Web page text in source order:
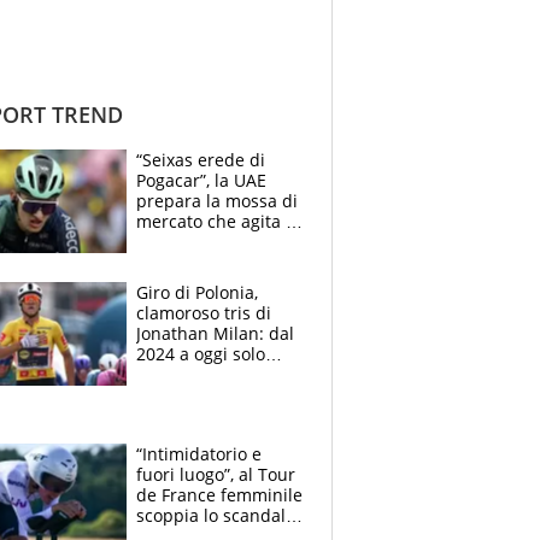
TREND
“Seixas erede di
Pogacar”, la UAE
prepara la mossa di
mercato che agita la
a Burgos
Giro di Polonia,
clamoroso tris di
Jonathan Milan: dal
2024 a oggi solo
“Intimidatorio e
fuori luogo”, al Tour
de France femminile
scoppia lo scandalo: